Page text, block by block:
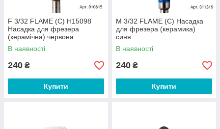
F 3/32 FLAME (C) H15098
Насадка для фрезера
(керамічна) червона
В наявності
240 ₴
Купити
M 3/32 FLAME (C) Насадка
для фрезера (керамика)
синя
В наявності
240 ₴
Купити